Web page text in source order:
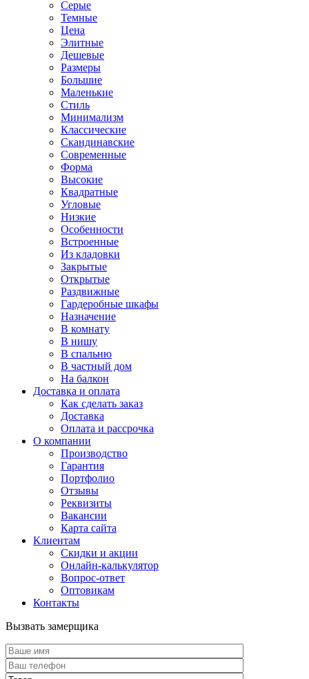
Серые
Темные
Цена
Элитные
Дешевые
Размеры
Большие
Маленькие
Стиль
Минимализм
Классические
Скандинавские
Современные
Форма
Высокие
Квадратные
Угловые
Низкие
Особенности
Встроенные
Из кладовки
Закрытые
Открытые
Раздвижные
Гардеробные шкафы
Назначение
В комнату
В нишу
В спальню
В частный дом
На балкон
Доставка и оплата
Как сделать заказ
Доставка
Оплата и рассрочка
О компании
Производство
Гарантия
Портфолио
Отзывы
Реквизиты
Вакансии
Карта сайта
Клиентам
Скидки и акции
Онлайн-калькулятор
Вопрос-ответ
Оптовикам
Контакты
Вызвать замерщика